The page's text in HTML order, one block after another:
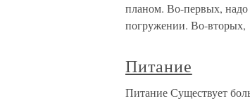
планом. Во-первых, надо
погружении. Во-вторых,
Питание
Питание Существует